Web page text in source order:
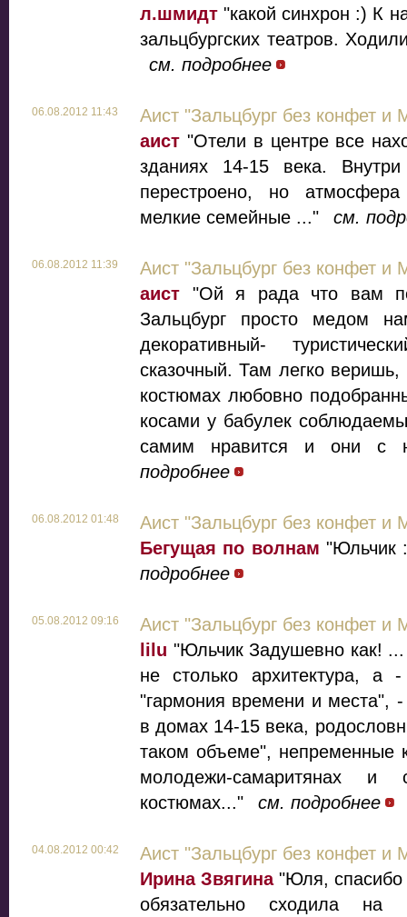
л.шмидт "какой синхрон :) К
зальцбургских театров.
см. подробнее
06.08.2012 11:43
Аист "Зальцбург без конфет и
аист "Отели в центре все
зданиях 14-15 века.
перестроено, но
мелкие семейные ..."
см.
06.08.2012 11:39
Аист "Зальцбург без конфет и
аист "Ой я рада что вам
Зальцбург просто медом
декоративный-
сказочный. Там легко веришь,
костюмах любовно
косами у бабулек
самим нравится и они с
подробнее
06.08.2012 01:48
Аист "Зальцбург без конфет и
Бегущая по волнам "Юльчик
подробнее
05.08.2012 09:16
Аист "Зальцбург без конфет и
lilu "Юльчик Задушевно как!
не столько архитектура, а
"гармония времени и места",
в домах 14-15 века,
таком объеме", непременные
молодежи-самаритянах и
костюмах..."
см. подробнее
04.08.2012 00:42
Аист "Зальцбург без конфет и
Ирина Звягина"Юля, спасибо
обязательно сходила